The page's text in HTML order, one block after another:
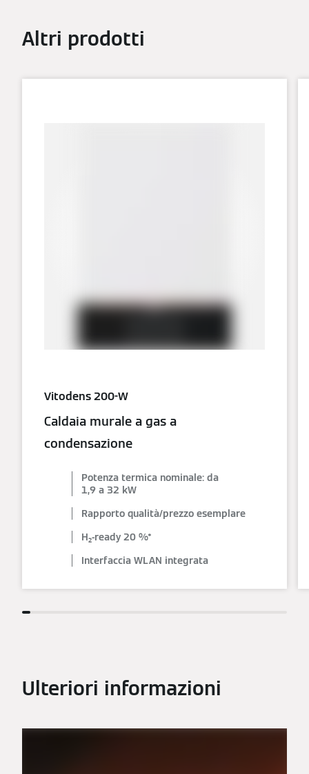
Altri prodotti
Vitodens 200-W
Caldaia murale a gas a
condensazione
Potenza termica nominale: da
1,9 a 32 kW
Rapporto qualità/prezzo esemplare
H₂-ready 20 %*
Interfaccia WLAN integrata
Ulteriori informazioni